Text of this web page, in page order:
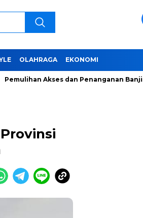
OLAHRAGA EKONOMI
Akses dan Penanganan Banjir dan